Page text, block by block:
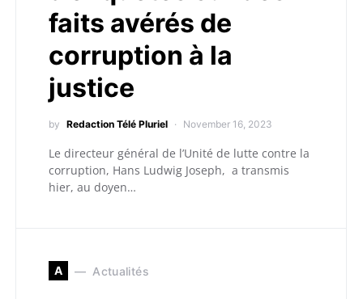
faits avérés de
corruption à la
justice
by Redaction Télé Pluriel November 16, 2023
Le directeur général de l’Unité de lutte contre la
corruption, Hans Ludwig Joseph, a transmis
hier, au doyen…
A Actualités